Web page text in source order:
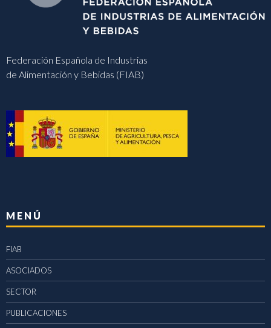
Federación Española de Industrias
de Alimentación y Bebidas (FIAB)
MENÚ
FIAB
ASOCIADOS
SECTOR
PUBLICACIONES